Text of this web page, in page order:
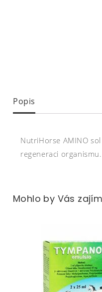
Popis
NutriHorse AMINO
regeneraci organismu.
Mohlo by Vás